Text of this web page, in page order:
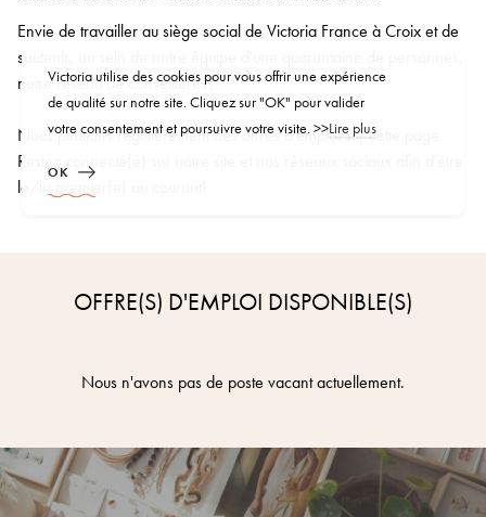
Envie de travailler au siège social de Victoria France à Croix et de
soutenir, au sein de notre équipe d'une quarantaine de personnes,
notre réseau de conseillères?
Nous publions régulièrement des offres d'emploi sur cette page.
Restez connecté(e) sur notre site et nos réseaux sociaux afin d'être
le/la premier(e) au courant!
OFFRE(S) D'EMPLOI DISPONIBLE(S)
Nous n'avons pas de poste vacant actuellement.
Victoria utilise des cookies pour vous offrir une expérience
de qualité sur notre site. Cliquez sur "OK" pour valider
votre consentement et poursuivre votre visite. >>Lire plus
OK